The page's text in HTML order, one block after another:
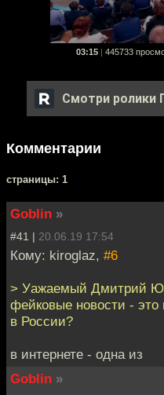
03:15 445733
Смотри ролики
Комментарии
cтраницы: 1
Goblin »
#41 | 20.06.19 17:54
Кому: kiroglaz, #6
> Уажаемый Дмитрий
фейковые новости - это
в России?
в интернете - одна из
Goblin »